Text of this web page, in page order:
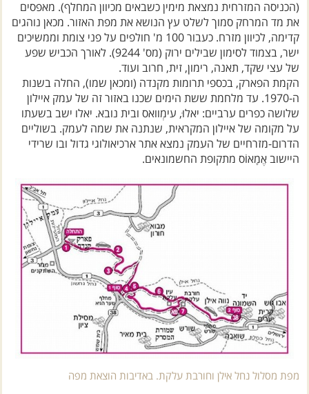
(הכניסה המזרחית נמצאת מימין כשבאים מכיוון המחלף). מאפסים
את מד המרחק סמוך לשלט עץ הנושא את מפת האזור. מכאן נוהגים
קדימה, לכיוון מזרח. כעבור 100 מ' חולפים על פני צומת וממשיכים
ישר, בצמוד לסימון שבילים ירוק (מס' 9244). לאורך הכביש שפע
של עצי שקד, תאנה, רימון, זית, חרוב ועוד.
הקמת הפארק, בכספי תרומות מקנדה (ומכאן שמו), החלה בשנות
ה-1970. עד מלחמת ששת הימים שכנו באזור זה של עמק איילון
שלושה כפרים ערביים: יאלוּ, עימְוואס ובית נובא. יאלו ישב בשעתו
על מקומה של איילון המקראית, שנתנה את שמה לעמק. בשוליים
הדרום-מזרחיים של העמק נמצא אתר ארכיאולוגי גדול ובו שרידי
היישוב אֶמָאוֹס מתקופת החשמונאים.
מפת מסלול נחל אילן וחורבת עלקת. באדיבות הוצאת מפה